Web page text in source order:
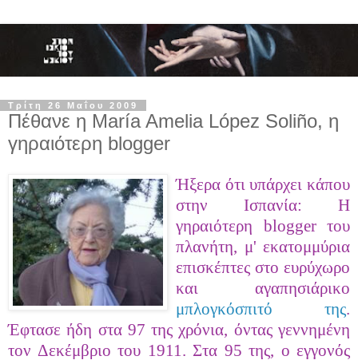
Τρίτη 26 Μαΐου 2009
Πέθανε η María Amelia López Soliño, η
γηραιότερη blogger
Ήξερα ότι υπάρχει κάπου
στην Ισπανία: Η
γηραιότερη blogger του
πλανήτη, μ' εκατομμύρια
επισκέπτες στο ευρύχωρο
και αγαπησιάρικο
μπλογκόσπιτό της.
Έφτασε ήδη στα 97 της χρόνια, όντας γεννημένη
τον Δεκέμβριο του 1911. Στα 95 της, ο εγγονός